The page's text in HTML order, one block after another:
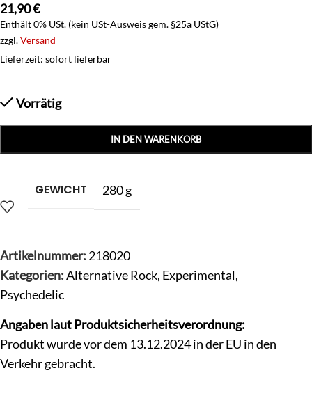
21,90€
Enthält 0% USt. (kein USt-Ausweis gem. §25a UStG)
zzgl.Versand
Lieferzeit: sofort lieferbar
Vorrätig
IN DEN WARENKORB
GEWICHT 280 g
Artikelnummer: 218020
Kategorien:Alternative Rock, Experimental,
Psychedelic
Angaben laut Produktsicherheitsverordnung:
Produkt wurde vor dem 13.12.2024 in der EU in den
Verkehr gebracht.